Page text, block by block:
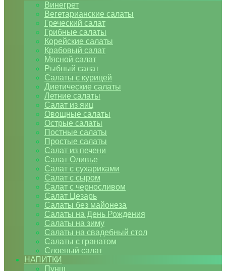
Винегрет
Вегетарианские салаты
Греческий салат
Грибные салаты
Корейские салаты
Крабовый салат
Мясной салат
Рыбный салат
Салаты с курицей
Диетические салаты
Летние салаты
Салат из яиц
Овощные салаты
Острые салаты
Постные салаты
Простые салаты
Салат из печени
Салат Оливье
Салат с сухариками
Салат с сыром
Салат с черносливом
Салат Цезарь
Салаты без майонеза
Салаты на День Рождения
Салаты на зиму
Салаты на свадебный стол
Салаты с гранатом
Слоеный салат
НАПИТКИ
Пунш